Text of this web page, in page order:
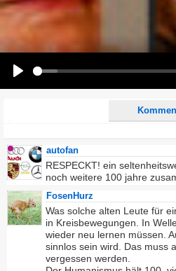
Alle HTML-Tags außer <br>, <strike> und <i>
URLs werden automatisch umgewandelt. Bitte
Ich möchte eine E-Mail, wenn auf dieser
autofan
RESPECKT! ein
noch weitere 100 jahre
FosenHurz
Was solche alten Leute für
in Kreisbewegungen. In
wieder neu lernen müssen.
sinnlos sein wird. Das muss
vergessen werden.